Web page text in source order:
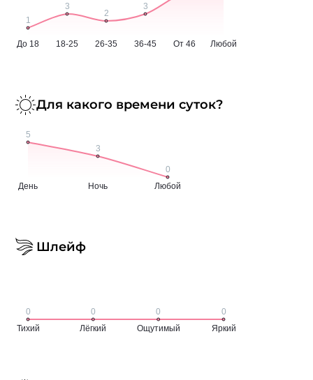
Для какого времени суток?
Шлейф